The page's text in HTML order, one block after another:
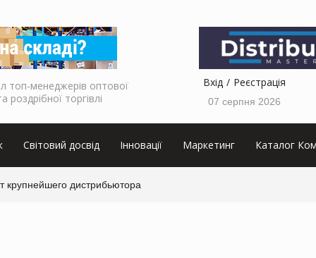
топ-менеджерів оптової
роздрібної торгівлі
Вхід Реєстрація
07 серпня 2026
Світовий досвід Інновації Маркетинг Каталог
крупнейшего дистрибьютора